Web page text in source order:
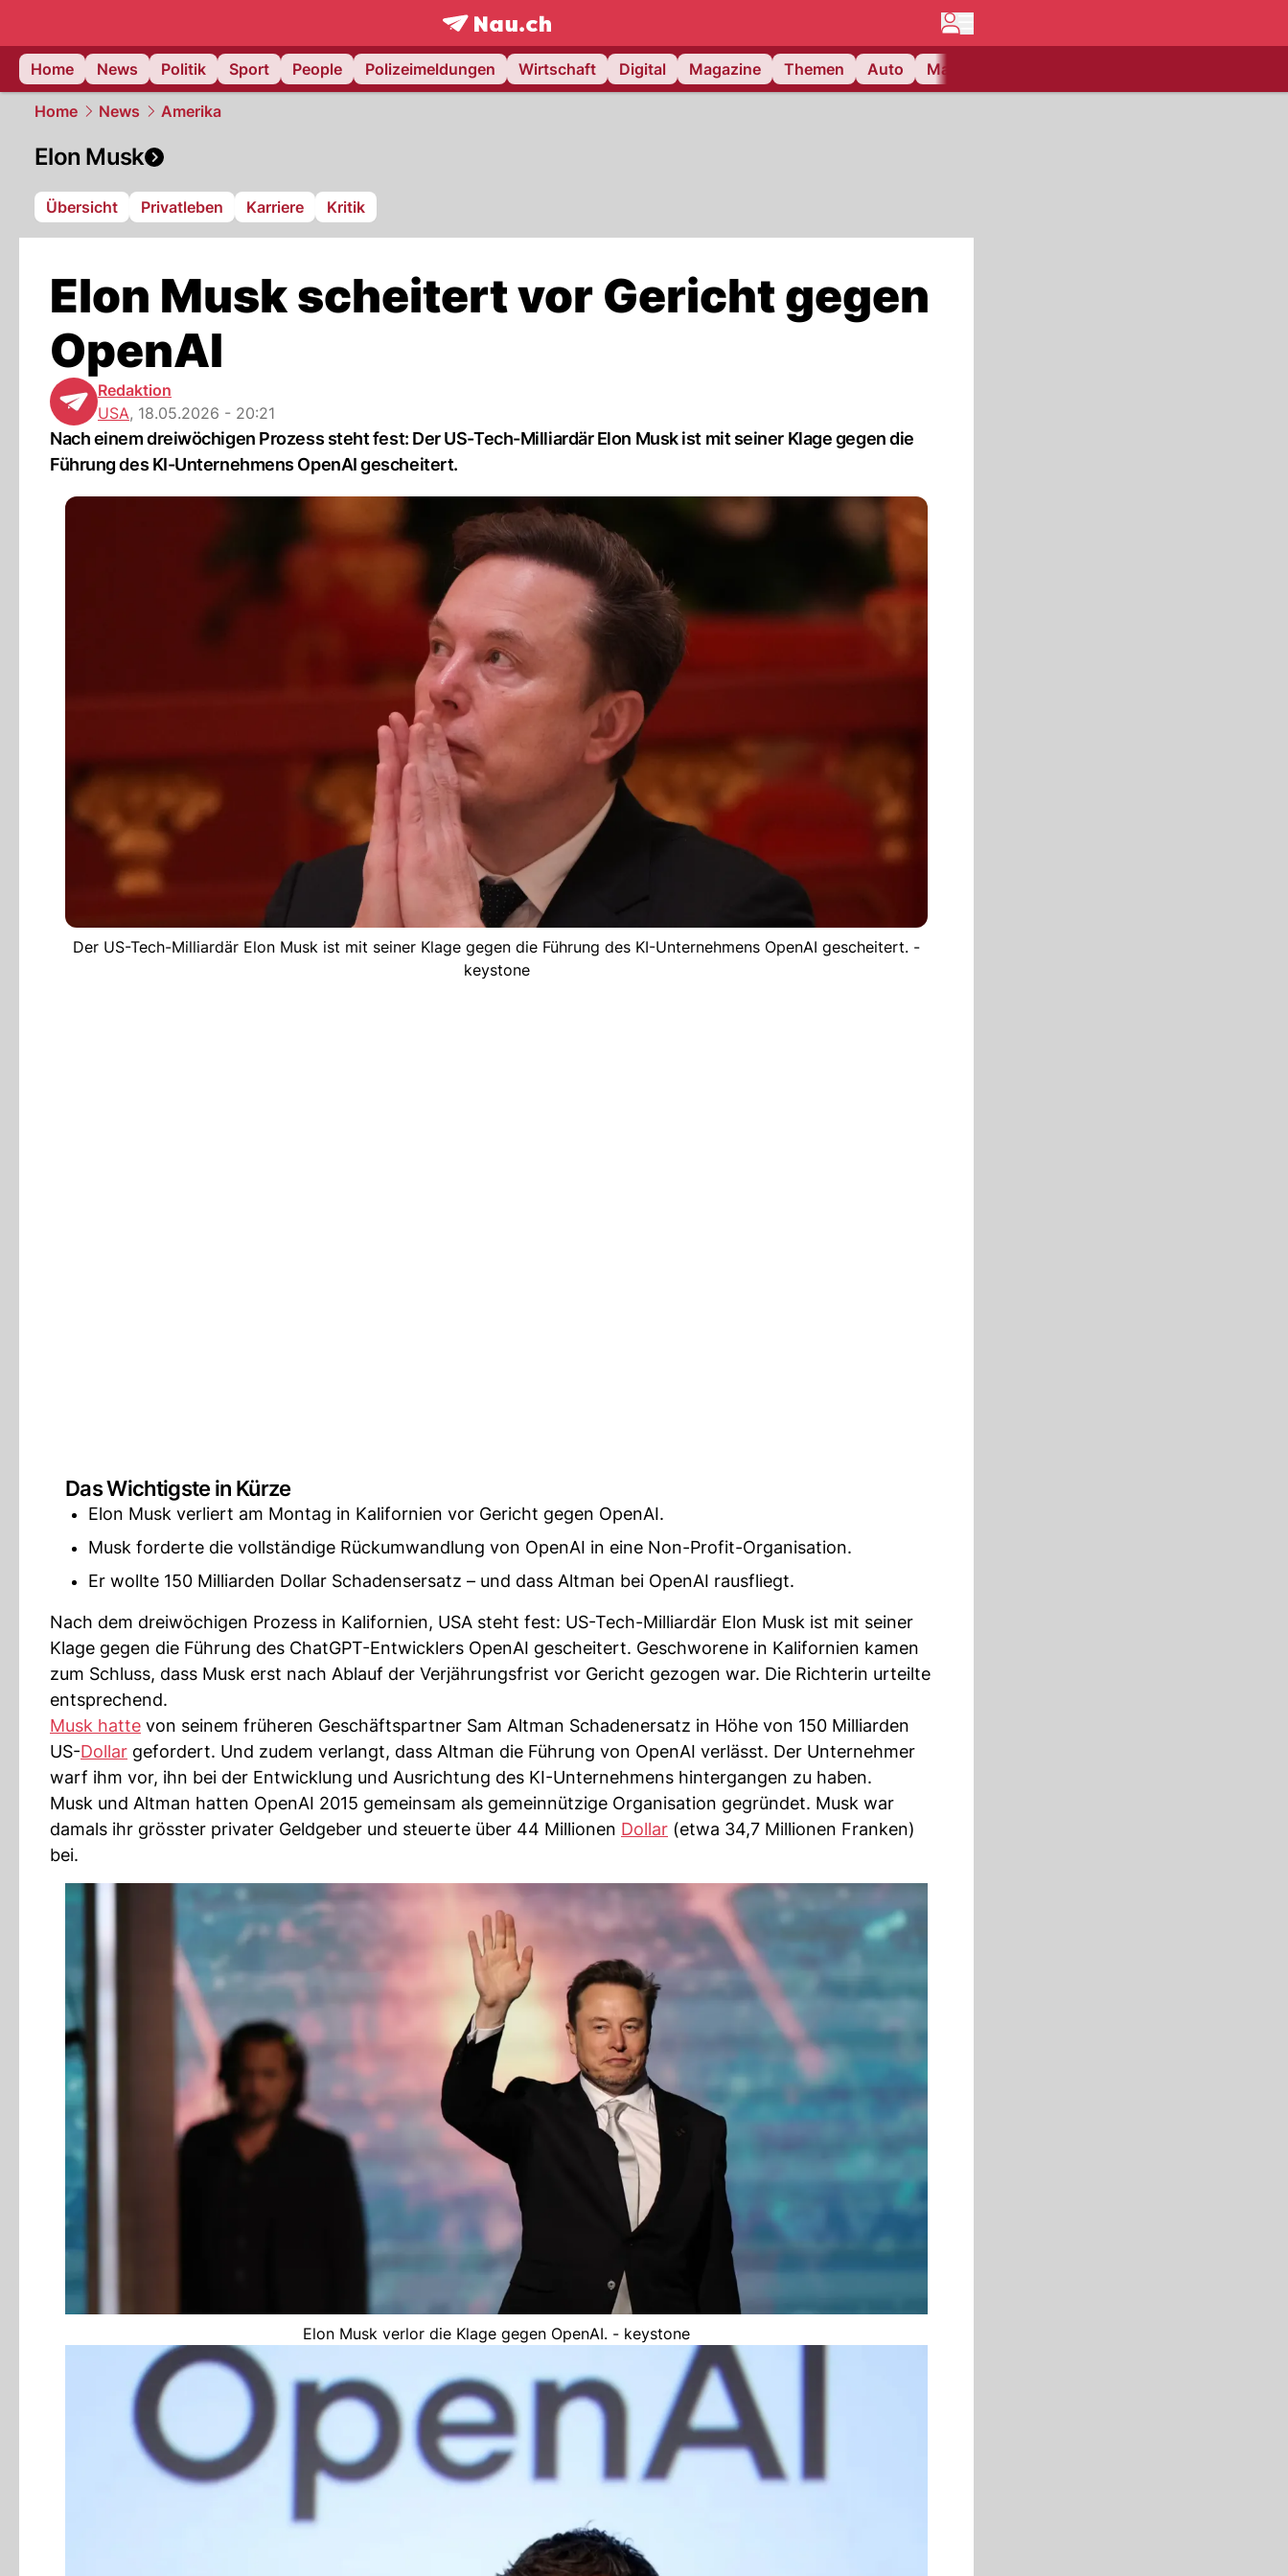
frontpage.NAU.ch
Home
News Politik Sport People Polizeimeldungen Wirtschaft Digital Magazine Themen Auto Matchcenter
Home News Amerika
Elon Musk
Übersicht Privatleben Karriere Kritik
Elon Musk scheitert vor Gericht gegen
OpenAI
Redaktion
USA, 18.05.2026 - 20:21
Nach einem dreiwöchigen Prozess steht fest: Der US-Tech-Milliardär Elon Musk ist mit seiner Klage gegen die
Führung des KI-Unternehmens OpenAI gescheitert.
Der US-Tech-Milliardär Elon Musk ist mit seiner Klage gegen die Führung des KI-Unternehmens OpenAI gescheitert. -
keystone
Das Wichtigste in Kürze
Elon Musk verliert am Montag in Kalifornien vor Gericht gegen OpenAI.
Musk forderte die vollständige Rückumwandlung von OpenAI in eine Non-Profit-Organisation.
Er wollte 150 Milliarden Dollar Schadensersatz – und dass Altman bei OpenAI rausfliegt.
Nach dem dreiwöchigen Prozess in Kalifornien, USA steht fest: US-Tech-Milliardär Elon Musk ist mit seiner
Klage gegen die Führung des ChatGPT-Entwicklers OpenAI gescheitert. Geschworene in Kalifornien kamen
zum Schluss, dass Musk erst nach Ablauf der Verjährungsfrist vor Gericht gezogen war. Die Richterin urteilte
entsprechend.
Musk hatte von seinem früheren Geschäftspartner Sam Altman Schadenersatz in Höhe von 150 Milliarden
US-Dollar gefordert. Und zudem verlangt, dass Altman die Führung von OpenAI verlässt. Der Unternehmer
warf ihm vor, ihn bei der Entwicklung und Ausrichtung des KI-Unternehmens hintergangen zu haben.
Musk und Altman hatten OpenAI 2015 gemeinsam als gemeinnützige Organisation gegründet. Musk war
damals ihr grösster privater Geldgeber und steuerte über 44 Millionen Dollar (etwa 34,7 Millionen Franken)
bei.
Elon Musk verlor die Klage gegen OpenAI. - keystone